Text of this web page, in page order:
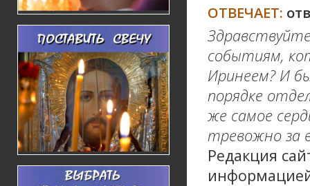
ОТВЕЧАЕТ:
событиям,
Иринеем? И
порядке
же самое
тревожно за
Редакция